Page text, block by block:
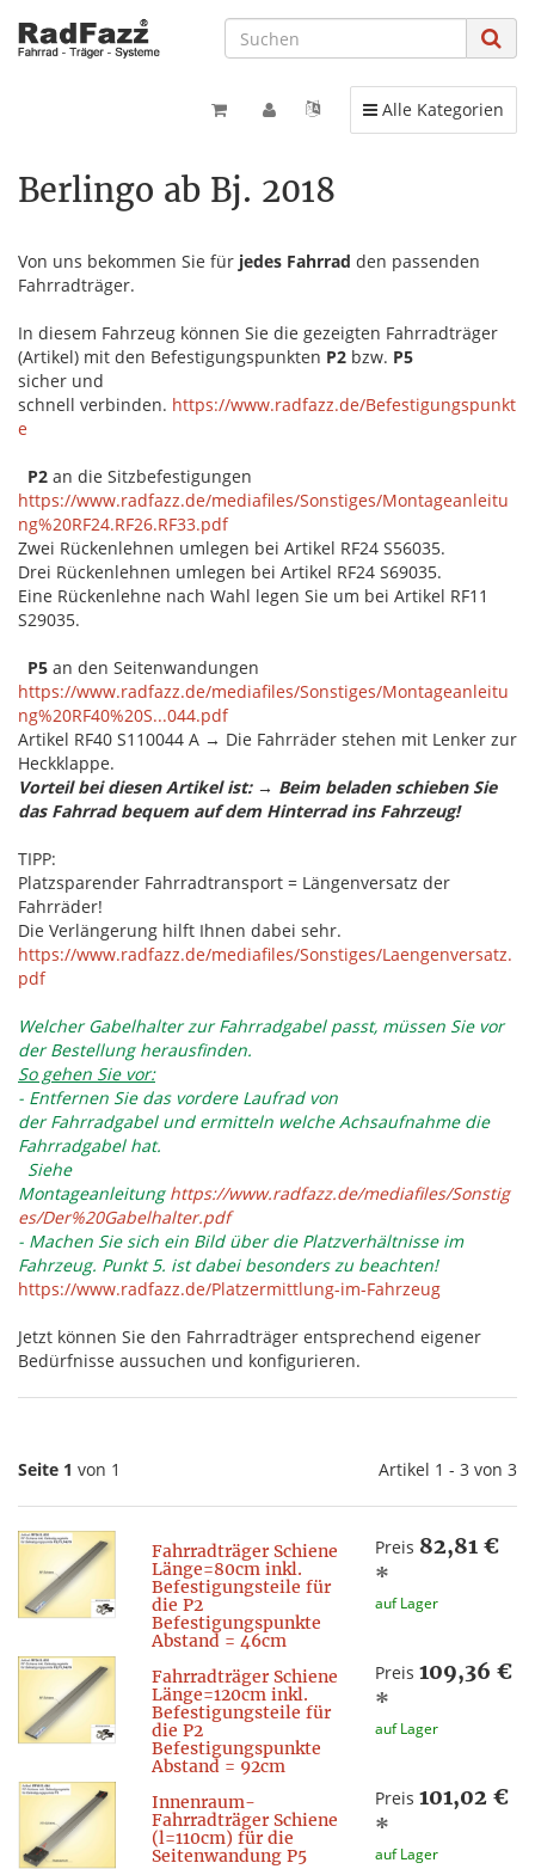
Toggle navigation
Alle Kategorien
Berlingo ab Bj. 2018
Von uns bekommen Sie für jedes Fahrrad den passenden
Fahrradträger.
In diesem Fahrzeug können Sie die gezeigten Fahrradträger
(Artikel) mit den Befestigungspunkten P2 bzw. P5
sicher und
schnell verbinden. https://www.radfazz.de/Befestigungspunkt
e
P2 an die Sitzbefestigungen
https://www.radfazz.de/mediafiles/Sonstiges/Montageanleitu
ng%20RF24.RF26.RF33.pdf
Zwei Rückenlehnen umlegen bei Artikel RF24 S56035.
Drei Rückenlehnen umlegen bei Artikel RF24 S69035.
Eine Rückenlehne nach Wahl legen Sie um bei Artikel RF11
S29035.
P5 an den Seitenwandungen
https://www.radfazz.de/mediafiles/Sonstiges/Montageanleitu
ng%20RF40%20S...044.pdf
Artikel RF40 S110044 A → Die Fahrräder stehen mit Lenker zur
Heckklappe.
Vorteil bei diesen Artikel ist: → Beim beladen schieben Sie
das Fahrrad bequem auf dem Hinterrad ins Fahrzeug!
TIPP:
Platzsparender Fahrradtransport = Längenversatz der
Fahrräder!
Die Verlängerung hilft Ihnen dabei sehr.
https://www.radfazz.de/mediafiles/Sonstiges/Laengenversatz.
pdf
Welcher Gabelhalter zur Fahrradgabel passt, müssen Sie vor
der Bestellung herausfinden.
So gehen Sie vor:
- Entfernen Sie das vordere Laufrad von
der Fahrradgabel und ermitteln welche Achsaufnahme die
Fahrradgabel hat.
Siehe
Montageanleitung https://www.radfazz.de/mediafiles/Sonstig
es/Der%20Gabelhalter.pdf
- Machen Sie sich ein Bild über die Platzverhältnisse im
Fahrzeug. Punkt 5. ist dabei besonders zu beachten!
https://www.radfazz.de/Platzermittlung-im-Fahrzeug
Jetzt können Sie den Fahrradträger entsprechend eigener
Bedürfnisse aussuchen und konfigurieren.
Seite 1 von 1 Artikel 1 - 3 von 3
Fahrradträger Schiene
Länge=80cm inkl.
Befestigungsteile für
die P2
Befestigungspunkte
Abstand = 46cm
Preis 82,81 €
*
auf Lager
Fahrradträger Schiene
Länge=120cm inkl.
Befestigungsteile für
die P2
Befestigungspunkte
Abstand = 92cm
Preis 109,36 €
*
auf Lager
Innenraum-
Fahrradträger Schiene
(l=110cm) für die
Seitenwandung P5
Preis 101,02 €
*
auf Lager